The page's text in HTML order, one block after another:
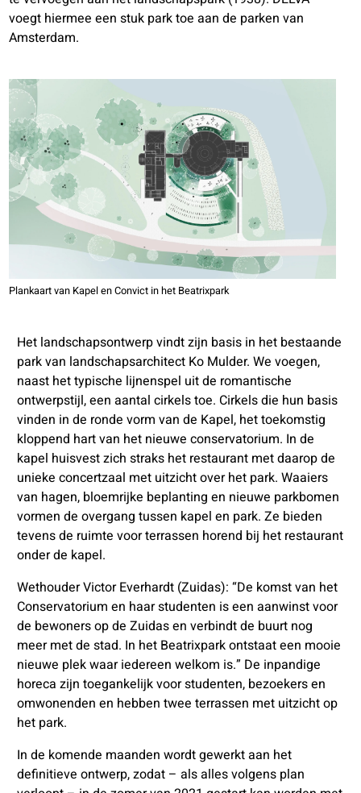
voegt hiermee een stuk park toe aan de parken van
Amsterdam.
Plankaart van Kapel en Convict in het Beatrixpark
Het landschapsontwerp vindt zijn basis in het bestaande
park van landschapsarchitect Ko Mulder. We voegen,
naast het typische lijnenspel uit de romantische
ontwerpstijl, een aantal cirkels toe. Cirkels die hun basis
vinden in de ronde vorm van de Kapel, het toekomstig
kloppend hart van het nieuwe conservatorium. In de
kapel huisvest zich straks het restaurant met daarop de
unieke concertzaal met uitzicht over het park. Waaiers
van hagen, bloemrijke beplanting en nieuwe parkbomen
vormen de overgang tussen kapel en park. Ze bieden
tevens de ruimte voor terrassen horend bij het restaurant
onder de kapel.
Wethouder Victor Everhardt (Zuidas): “De komst van het
Conservatorium en haar studenten is een aanwinst voor
de bewoners op de Zuidas en verbindt de buurt nog
meer met de stad. In het Beatrixpark ontstaat een mooie
nieuwe plek waar iedereen welkom is.” De inpandige
horeca zijn toegankelijk voor studenten, bezoekers en
omwonenden en hebben twee terrassen met uitzicht op
het park.
In de komende maanden wordt gewerkt aan het
definitieve ontwerp, zodat – als alles volgens plan